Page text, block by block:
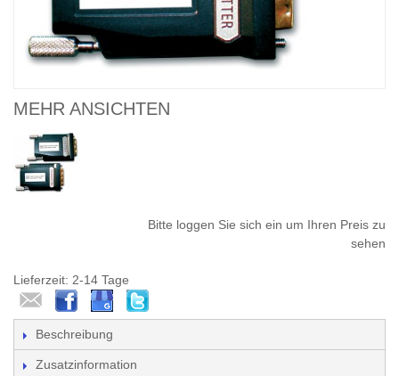
MEHR ANSICHTEN
Bitte loggen Sie sich ein um Ihren Preis zu
sehen
Lieferzeit: 2-14 Tage
Beschreibung
Zusatzinformation